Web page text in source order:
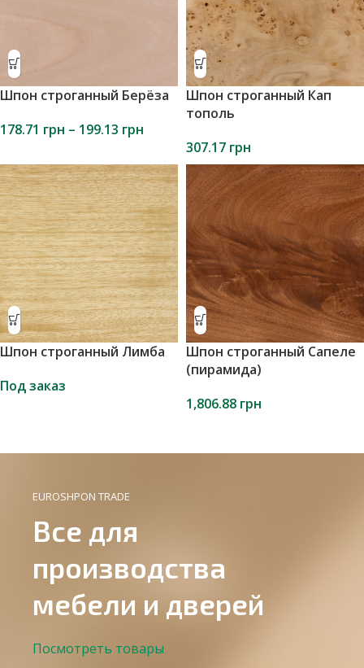
Шпон строганный Берёза
178.71 грн – 199.13 грн
Шпон строганный Кап
тополь
307.17 грн
Шпон строганный Лимба
Под заказ
Шпон строганный Сапеле
(пирамида)
1,806.88 грн
EUROSHPON TRADE
Все для
производства
мебели и дверей
Посмотреть товары